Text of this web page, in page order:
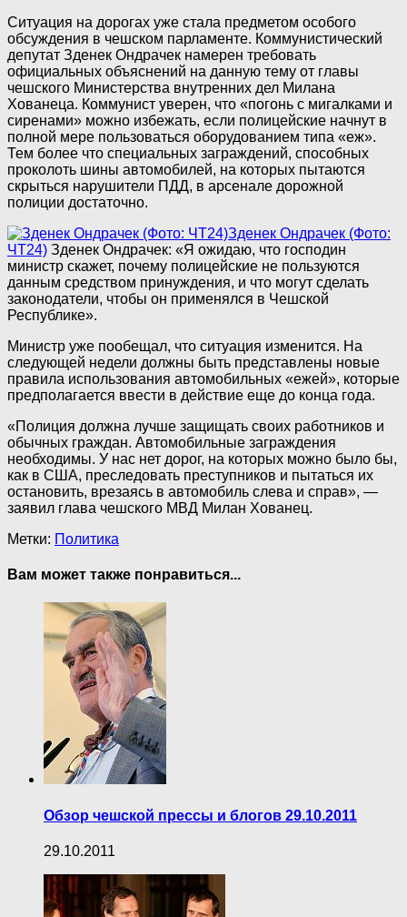
Ситуация на дорогах уже стала предметом особого
обсуждения в чешском парламенте. Коммунистический
депутат Зденек Ондрачек намерен требовать
официальных объяснений на данную тему от главы
чешского Министерства внутренних дел Милана
Хованеца. Коммунист уверен, что «погонь с мигалками и
сиренами» можно избежать, если полицейские начнут в
полной мере пользоваться оборудованием типа «еж».
Тем более что специальных заграждений, способных
проколоть шины автомобилей, на которых пытаются
скрыться нарушители ПДД, в арсенале дорожной
полиции достаточно.
Зденек Ондрачек (Фото:
ЧТ24) Зденек Ондрачек: «Я ожидаю, что господин
министр скажет, почему полицейские не пользуются
данным средством принуждения, и что могут сделать
законодатели, чтобы он применялся в Чешской
Республике».
Министр уже пообещал, что ситуация изменится. На
следующей недели должны быть представлены новые
правила использования автомобильных «ежей», которые
предполагается ввести в действие еще до конца года.
«Полиция должна лучше защищать своих работников и
обычных граждан. Автомобильные заграждения
необходимы. У нас нет дорог, на которых можно было бы,
как в США, преследовать преступников и пытаться их
остановить, врезаясь в автомобиль слева и справ», —
заявил глава чешского МВД Милан Хованец.
Метки: Политика
Вам может также понравиться...
Обзор чешской прессы и блогов 29.10.2011
29.10.2011